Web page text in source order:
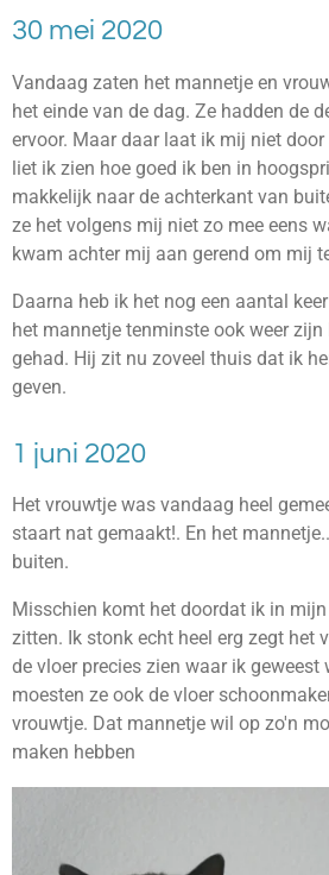
30 mei 2020
Vandaag zaten het mannetje en
het einde van de dag. Ze hadden de
ervoor. Maar daar laat ik mij niet
liet ik zien hoe goed ik ben in
makkelijk naar de achterkant van
ze het volgens mij niet zo mee eens
kwam achter mij aan gerend om mij
Daarna heb ik het nog een aantal
het mannetje tenminste ook weer
gehad. Hij zit nu zoveel thuis dat ik
geven.
1 juni 2020
Het vrouwtje was vandaag heel
staart nat gemaakt!. En het
buiten.
Misschien komt het doordat ik in
zitten. Ik stonk echt heel erg zegt het
de vloer precies zien waar ik geweest
moesten ze ook de vloer
vrouwtje. Dat mannetje wil op zo'n
maken hebben